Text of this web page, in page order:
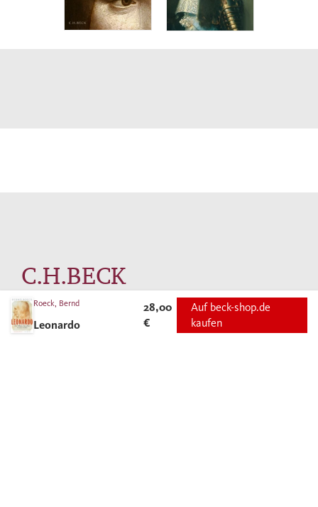
Roeck, Bernd
Leonardo
28,00
€
Auf beck-shop.de
kaufen
C.H.BECK
Die Welt im Buch. Seit 1763.